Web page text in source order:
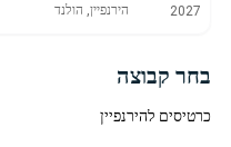
2027
הירנפיין, הולנד
בחר קבוצה
כרטיסים להירנפיין